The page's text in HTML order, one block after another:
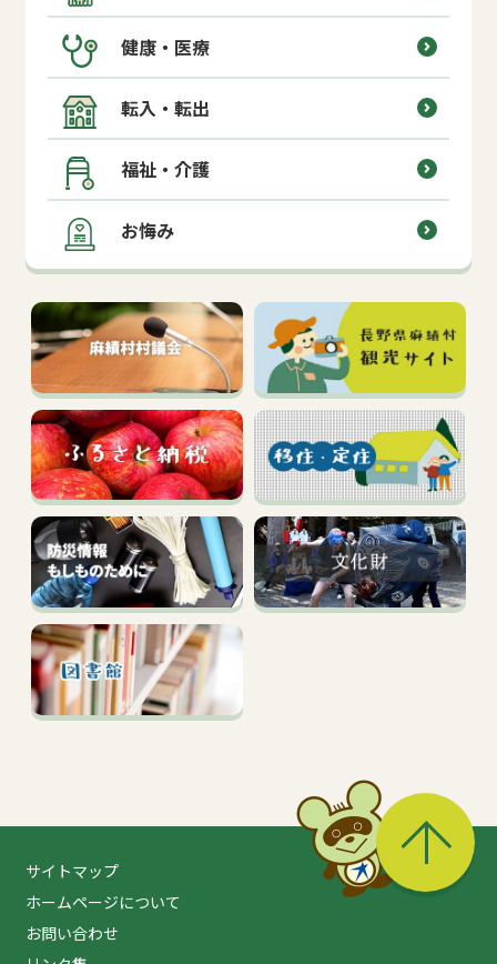
健康・医療
転入・転出
福祉・介護
お悔み
サイトマップ
ホームページについて
お問い合わせ